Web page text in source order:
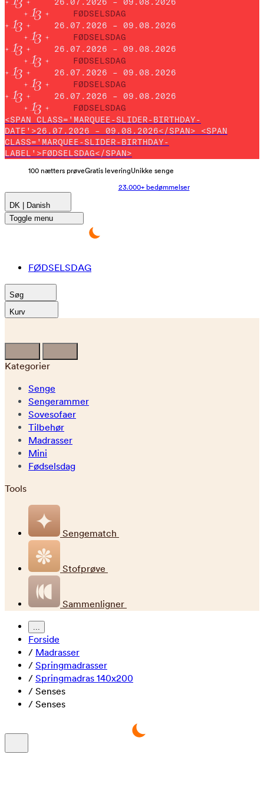
FØDSELSDAG
26.07.2026 – 09.08.2026
FØDSELSDAG
26.07.2026 – 09.08.2026
FØDSELSDAG
26.07.2026 – 09.08.2026
FØDSELSDAG
26.07.2026 – 09.08.2026
FØDSELSDAG
<SPAN CLASS='MARQUEE-SLIDER-BIRTHDAY-
DATE'>26.07.2026 – 09.08.2026</SPAN> <SPAN
CLASS='MARQUEE-SLIDER-BIRTHDAY-
LABEL'>FØDSELSDAG</SPAN>
100 nætters prøveGratis leveringUnikke senge
23.000+ bedømmelser
DK | Danish
Toggle menu
FØDSELSDAG
Søg
Kurv
Kategorier
Senge
Sengerammer
Sovesofaer
Tilbehør
Madrasser
Mini
Fødselsdag
Tools
Sengematch
Stofprøve
Sammenligner
...
Forside
/ Madrasser
/ Springmadrasser
/ Springmadras 140x200
/ Senses
/ Senses